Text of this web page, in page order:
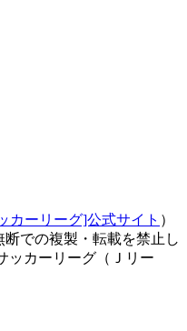
カーリーグ]公式サイト ）
での複製・転載を禁止し
ッカーリーグ（Ｊリー